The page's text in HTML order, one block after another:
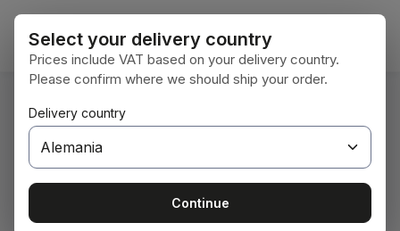
Saltar al contenido principal
Estás aquí: Inicio
Select your delivery country
Prices include VAT based on your delivery country.
Please confirm where we should ship your order.
Delivery country
Continue